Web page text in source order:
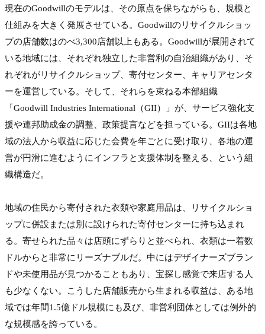
現在のGoodwillのモデルは、その原点を保ちながらも、規模と
仕組みを大きく発展させている。Goodwillのリサイクルショッ
プの店舗数はのべ3,300店舗以上もある。Goodwillが展開されて
いる地域には、それぞれ独立した非営利の自治組織があり、そ
れぞれがリサイクルショップ、寄付センター、キャリアセンタ
ーを運営している。そして、それらを束ねる本部組織
「Goodwill Industries International（GII）」が、サービス強化支
援や連邦助成金の調整、政策提言などを担っている。GIIは各地
域の法人から収益に応じた会費を年ごとに受け取り、各地の運
営が円滑に進むようにインフラと支援体制を整える、という組
織構造だ。
地域の住民から寄付された衣類や家庭用品は、リサイクルショ
ップに併設または別に設けられた寄付センターに持ち込まれ
る。寄せられた品々は店頭にずらりと並べられ、衣類は一着数
ドルからと非常にリーズナブルだ。中にはデザイナーズブラン
ドや未使用品が見つかることもあり、宝探し感覚で来店する人
も少なくない。こうした店舗販売から生まれる収益は、ある地
域では年間1.5億ドル規模にも及び、非営利団体としては例外的
な規模感を誇っている。